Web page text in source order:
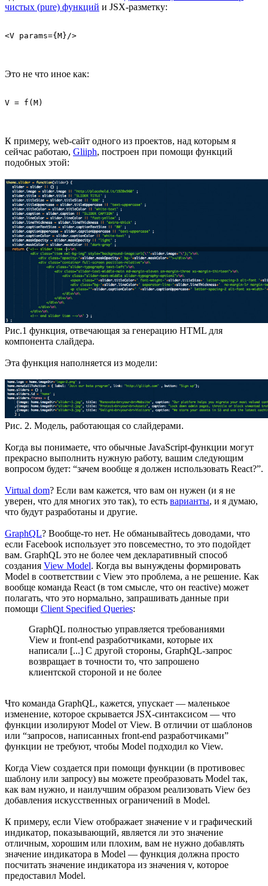
чистых (pure) функций и JSX-разметку:
Это не что иное как:
К примеру, web-сайт одного из проектов, над которым я
сейчас работаю, Gliiph, построен при помощи функций
подобных этой:
Рис.1 функция, отвечающая за генерацию HTML для
компонента слайдера.
Эта функция наполняется из модели:
Рис. 2. Модель, работающая со слайдерами.
Когда вы понимаете, что обычные JavaScript-функции могут
прекрасно выполнить нужную работу, вашим следующим
вопросом будет: “зачем вообще я должен использовать React?”.
Virtual dom? Если вам кажется, что вам он нужен (и я не
уверен, что для многих это так), то есть варианты, и я думаю,
что будут разработаны и другие.
GraphQL? Вообще-то нет. Не обманывайтесь доводами, что
если Facebook использует это повсеместно, то это подойдет
вам. GraphQL это не более чем декларативный способ
создания View Model. Когда вы вынуждены формировать
Model в соответствии с View это проблема, а не решение. Как
вообще команда React (в том смысле, что он reactive) может
полагать, что это нормально, запрашивать данные при
помощи Client Specified Queries:
GraphQL полностью управляется требованиями
View и front-end разработчиками, которые их
написали [...] С другой стороны, GraphQL-запрос
возвращает в точности то, что запрошено
клиентской стороной и не более
Что команда GraphQL, кажется, упускает — маленькое
изменение, которое скрывается JSX-синтаксисом — что
функции изолируют Model от View. В отличии от шаблонов
или “запросов, написанных front-end разработчиками”
функции не требуют, чтобы Model подходил ко View.
Когда View создается при помощи функции (в противовес
шаблону или запросу) вы можете преобразовать Model так,
как вам нужно, и наилучшим образом реализовать View без
добавления искусственных ограничений в Model.
К примеру, если View отображает значение v и графический
индикатор, показывающий, является ли это значение
отличным, хорошим или плохим, вам не нужно добавлять
значение индикатора в Model — функция должна просто
посчитать значение индикатора из значения v, которое
предоставил Model.